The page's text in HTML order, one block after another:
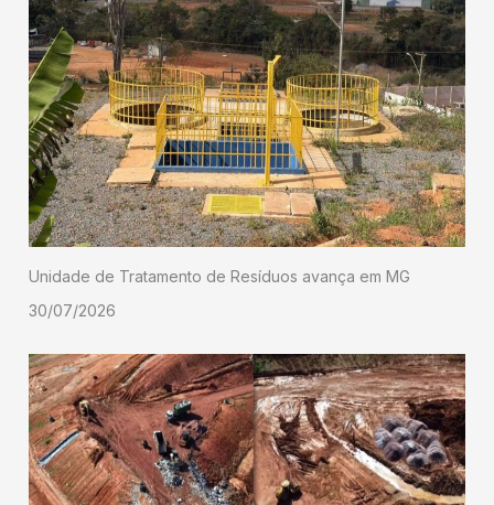
Unidade de Tratamento de Resíduos avança em MG
30/07/2026